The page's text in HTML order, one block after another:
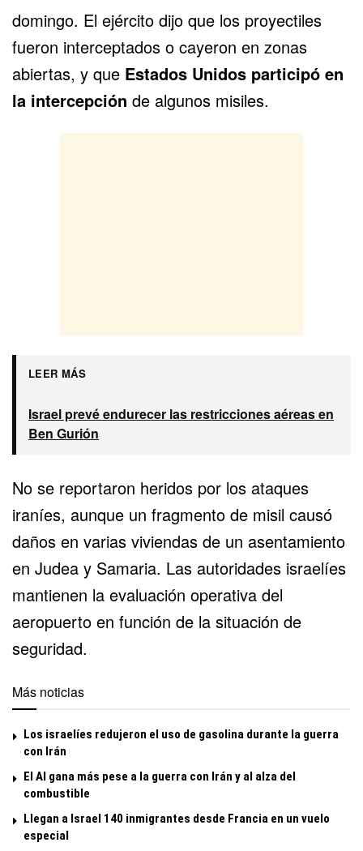
domingo. El ejército dijo que los proyectiles
fueron interceptados o cayeron en zonas
abiertas, y que Estados Unidos participó en
la intercepción de algunos misiles.
LEER MÁS
Israel prevé endurecer las restricciones aéreas en
Ben Gurión
No se reportaron heridos por los ataques
iraníes, aunque un fragmento de misil causó
daños en varias viviendas de un asentamiento
en Judea y Samaria. Las autoridades israelíes
mantienen la evaluación operativa del
aeropuerto en función de la situación de
seguridad.
Más noticias
Los israelíes redujeron el uso de gasolina durante la guerra
con Irán
El Al gana más pese a la guerra con Irán y al alza del
combustible
Llegan a Israel 140 inmigrantes desde Francia en un vuelo
especial